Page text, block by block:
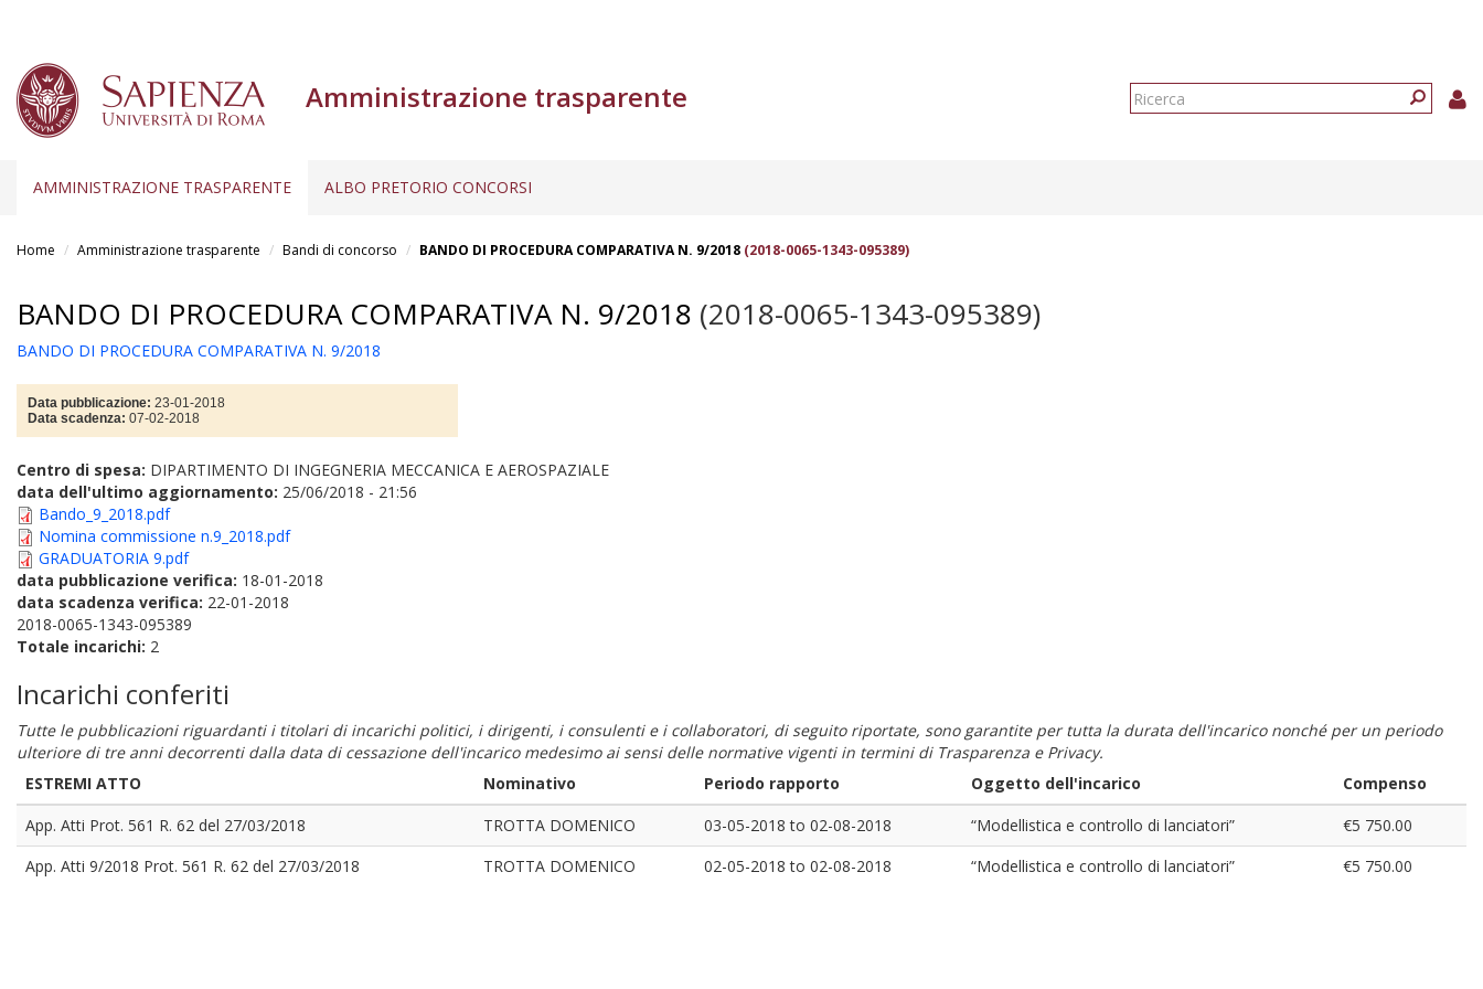
Amministrazione trasparente
Form
AMMINISTRAZIONE TRASPARENTE ALBO PRETORIO CONCORSI
Home Amministrazione trasparente Bandi di concorso BANDO DI PROCEDURA COMPARATIVA N. 9/2018 (2018-0065-1343-095389)
BANDO DI PROCEDURA COMPARATIVA N. 9/2018 (2018-0065-1343-095389)
BANDO DI PROCEDURA COMPARATIVA N. 9/2018
Data pubblicazione: 23-01-2018
Data scadenza: 07-02-2018
Centro di spesa: DIPARTIMENTO DI INGEGNERIA MECCANICA E AEROSPAZIALE
data dell'ultimo aggiornamento: 25/06/2018 - 21:56
Bando_9_2018.pdf
Nomina commissione n.9_2018.pdf
GRADUATORIA 9.pdf
data pubblicazione verifica: 18-01-2018
data scadenza verifica: 22-01-2018
2018-0065-1343-095389
Totale incarichi: 2
Incarichi conferiti
Tutte le pubblicazioni riguardanti i titolari di incarichi politici, i dirigenti, i consulenti e i collaboratori, di seguito riportate, sono garantite per tutta la durata dell'incarico nonché per un periodo
ulteriore di tre anni decorrenti dalla data di cessazione dell'incarico medesimo ai sensi delle normative vigenti in termini di Trasparenza e Privacy.
ESTREMI ATTO
Nominativo Periodo rapporto Oggetto dell'incarico
Compenso
App. Atti Prot. 561 R. 62 del 27/03/2018
TROTTA DOMENICO 03-05-2018 to 02-08-2018 “Modellistica e controllo di lanciatori”
€5 750.00
App. Atti 9/2018 Prot. 561 R. 62 del 27/03/2018
TROTTA DOMENICO 02-05-2018 to 02-08-2018 “Modellistica e controllo di lanciatori” €5 750.00